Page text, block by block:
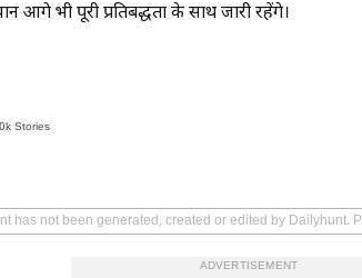
आगे भी पूरी प्रतिबद्धता के साथ जारी रहेंगे।
Stories
has not been generated, created or edited by Dailyhunt.
ADVERTISEMENT